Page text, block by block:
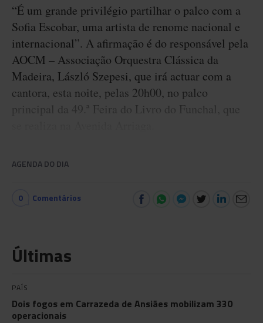
“É um grande privilégio partilhar o palco com a
Sofia Escobar, uma artista de renome nacional e
internacional”. A afirmação é do responsável pela
AOCM – Associação Orquestra Clássica da
Madeira, László Szepesi, que irá actuar com a
cantora, esta noite, pelas 20h00, no palco
principal da 49.ª Feira do Livro do Funchal, que
AGENDA DO DIA
0 Comentários
Últimas
PAÍS
Dois fogos em Carrazeda de Ansiães mobilizam 330
operacionais